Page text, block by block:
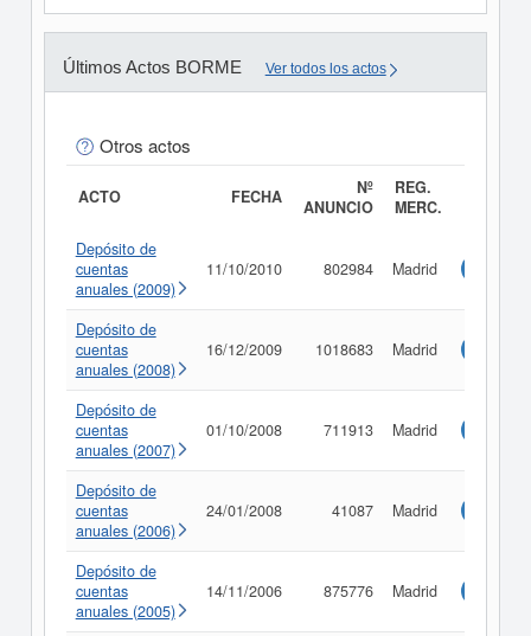
Últimos Actos BORME Ver todos los actos
Otros actos
ACTO FECHA
Nº
ANUNCIO
REG.
MERC.
Depósito de
cuentas
anuales (2009)
11/10/2010 802984 Madrid
Depósito de
cuentas
anuales (2008)
16/12/2009 1018683 Madrid
Depósito de
cuentas
anuales (2007)
01/10/2008 711913 Madrid
Depósito de
cuentas
anuales (2006)
24/01/2008 41087 Madrid
Depósito de
cuentas
anuales (2005)
14/11/2006 875776 Madrid